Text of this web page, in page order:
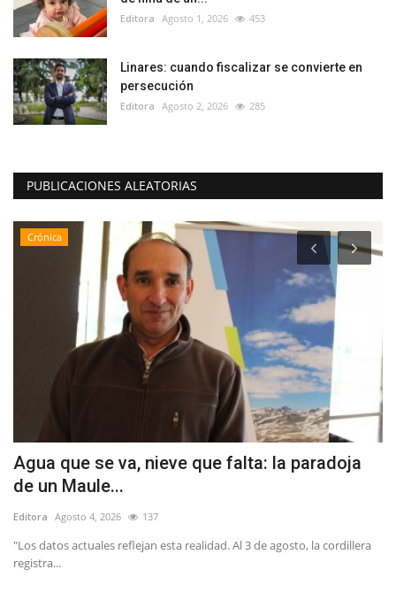
Editora Agosto 1, 2026 453
Linares: cuando fiscalizar se convierte en
persecución
Editora Agosto 2, 2026 285
PUBLICACIONES ALEATORIAS
Crónica
Agua que se va, nieve que falta: la paradoja
de un Maule...
Editora Agosto 4, 2026 137
"Los datos actuales reflejan esta realidad. Al 3 de agosto, la cordillera
registra...